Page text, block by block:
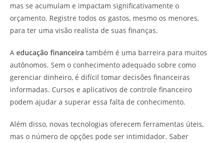
mas se acumulam e impactam significativamente o
orçamento. Registre todos os gastos, mesmo os menores,
para ter uma visão realista de suas finanças.
A educação financeira também é uma barreira para muitos
autônomos. Sem o conhecimento adequado sobre como
gerenciar dinheiro, é difícil tomar decisões financeiras
informadas. Cursos e aplicativos de controle financeiro
podem ajudar a superar essa falta de conhecimento.
Além disso, novas tecnologias oferecem ferramentas úteis,
mas o número de opções pode ser intimidador. Saber